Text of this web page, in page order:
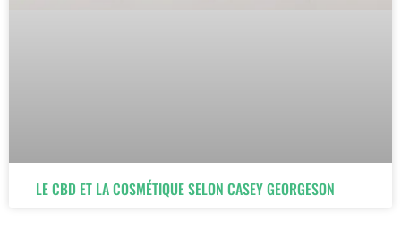
LE CBD ET LA COSMÉTIQUE SELON CASEY GEORGESON